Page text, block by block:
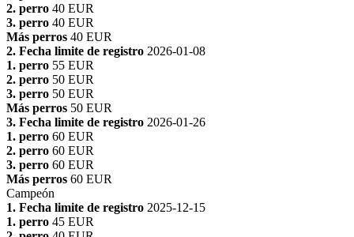
2. perro 40 EUR
3. perro 40 EUR
Más perros 40 EUR
2. Fecha limite de registro 2026-01-08
1. perro 55 EUR
2. perro 50 EUR
3. perro 50 EUR
Más perros 50 EUR
3. Fecha limite de registro 2026-01-26
1. perro 60 EUR
2. perro 60 EUR
3. perro 60 EUR
Más perros 60 EUR
Campeón
1. Fecha limite de registro 2025-12-15
1. perro 45 EUR